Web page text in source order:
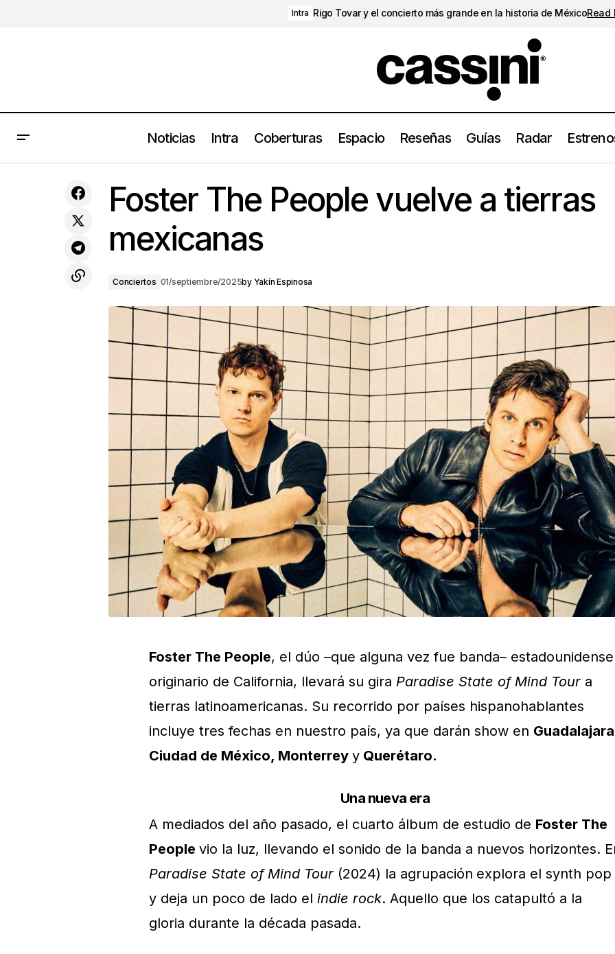
Intra Rigo Tovar y el concierto más grande en la historia de MéxicoRead
Noticias Intra Coberturas Espacio Reseñas Guías Radar
álbum y se libera del peso del pasado
Foster The People vuelve a tierras mexicanas
Foster The People vuelve a tierras
mexicanas
Conciertos 01/septiembre/2025by Yakín Espinosa
Foster The People, el dúo –que alguna vez fue banda– estadounidense
originario de California, llevará su gira Paradise State of Mind Tour a
tierras latinoamericanas. Su recorrido por países hispanohablantes
incluye tres fechas en nuestro país, ya que darán show en
Ciudad de México, Monterrey y Querétaro.
Una nueva era
A mediados del año pasado, el cuarto álbum de estudio de Foster The
People vio la luz, llevando el sonido de la banda a nuevos horizontes.
Paradise State of Mind Tour (2024) la agrupación explora el synth pop
y deja un poco de lado el indie rock. Aquello que los catapultó a la
gloria durante la década pasada.